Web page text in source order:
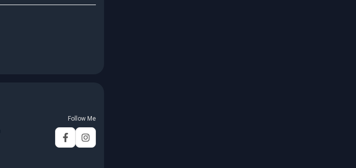
Follow Me